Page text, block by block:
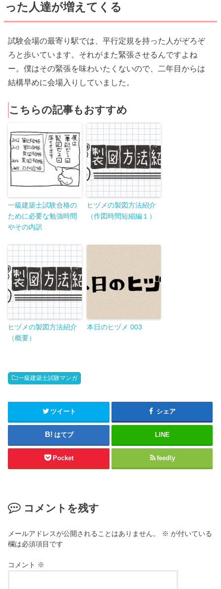
った人達が増えてくる
試験会場の最寄り駅では、平行定規を持った人がぞろぞ
ろと歩いています。それがまた緊張させるんですよね
ー。僕はその緊張を味わいたくないので、二年目からは
結構早めに会場入りしていました。
こちらの記事もおすすめ
一級建築士試験合格の
ために必要な勉強時間
やその内訳
ヒヅメの製図方法紹介
（作図時間短縮編１）
ヒヅメの製図方法紹介
（概要）
本日のヒヅメ 003
一級建築士試験マンガ
ツイート シェア
はてブ LINE
Pocket feedly
コメントを残す
メールアドレスが公開されることはありません。 ※ が付いている
欄は必須項目です
コメント ※